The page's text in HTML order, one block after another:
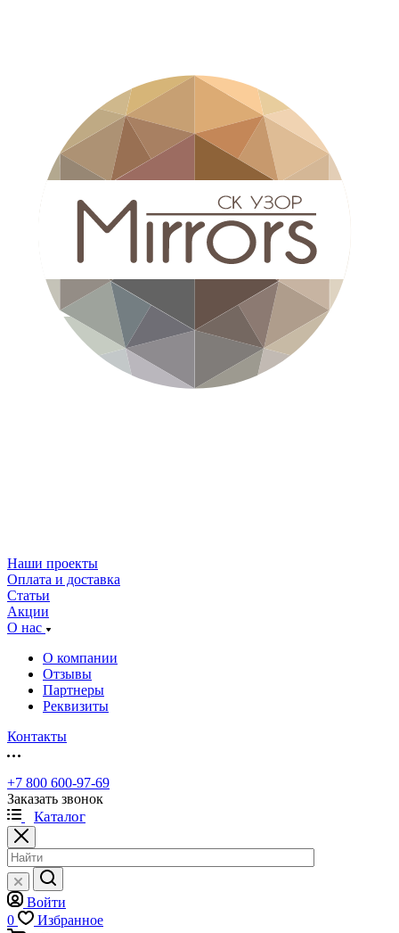
Наши проекты
Оплата и доставка
Статьи
Акции
О нас
О компании
Отзывы
Партнеры
Реквизиты
Контакты
+7 800 600-97-69
Заказать звонок
Каталог
Войти
0
Избранное